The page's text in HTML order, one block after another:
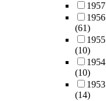
1957
1956
(61)
1955
(10)
1954
(10)
1953
(14)